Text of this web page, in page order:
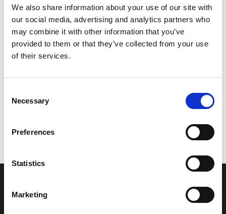
We also share information about your use of our site with
our social media, advertising and analytics partners who
may combine it with other information that you’ve
provided to them or that they’ve collected from your use
of their services.
Selection
Necessary
Preferences
Statistics
Marketing
Model/varenr.: EU0641220000
556,38 DKK
Læg i kurv
Vi oplever i øjeblikket store og hyppige prisændringer i markedet.
Derfor kan der i enkelte tilfælde være produkter, som ikke kan
INFORMATIONER